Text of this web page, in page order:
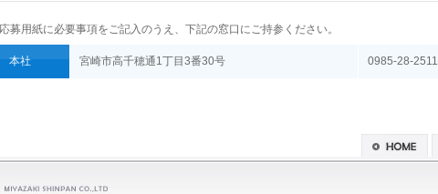
応募用紙に必要事項をご記入のうえ、下記の窓口にご持参ください。
本社 宮崎市高千穂通1丁目3番30号 0985-28-2511